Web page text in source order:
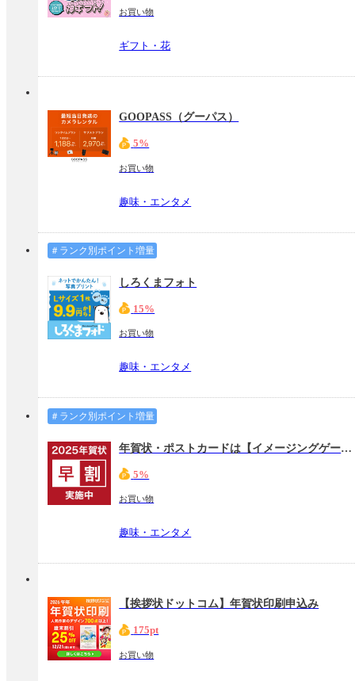
お買い物
ギフト・花
GOOPASS（グーパス）
5%
お買い物
趣味・エンタメ
＃ランク別ポイント増量
しろくまフォト
15%
お買い物
趣味・エンタメ
＃ランク別ポイント増量
年賀状・ポストカードは【イメージングゲート】
5%
お買い物
趣味・エンタメ
【挨拶状ドットコム】年賀状印刷申込み
175pt
お買い物